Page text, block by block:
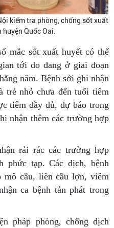
kiểm tra phòng, chống sốt xuất
Quốc Oai.
mắc sốt xuất huyết có thể
tới do đang ở giai đoạn
năm. Bệnh sởi ghi nhận
trẻ nhỏ chưa đến tuổi tiêm
tiêm đầy đủ, dự báo trong
nhận thêm các trường hợp
rải rác các trường hợp
phức tạp. Các dịch, bệnh
mô cầu, liên cầu lợn, viêm
ca bệnh tản phát trong
pháp phòng, chống dịch